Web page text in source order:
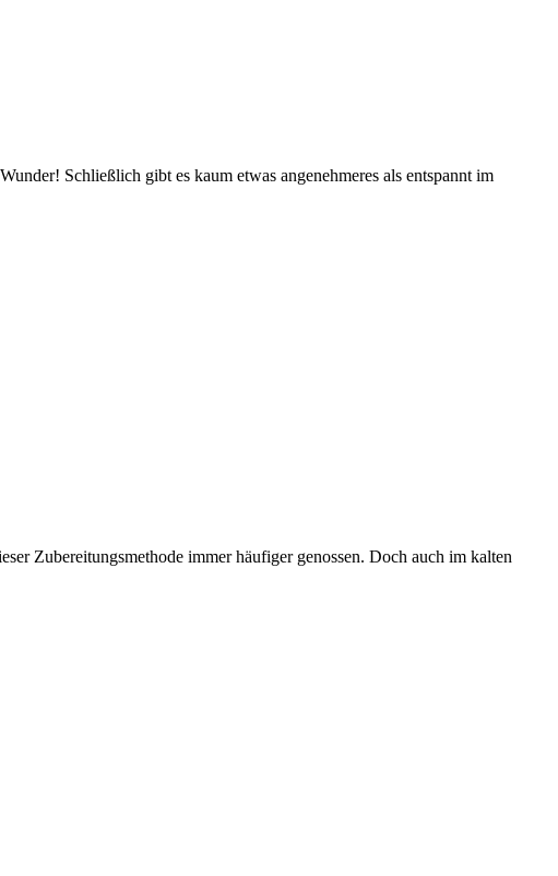
Schließlich gibt es kaum etwas angenehmeres als entspannt im
Zubereitungsmethode immer häufiger genossen. Doch auch im kalten